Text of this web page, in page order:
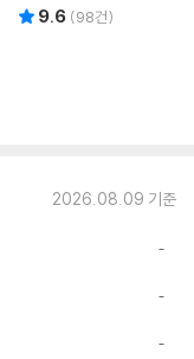
9.6 (98건)
2026.08.09 기준